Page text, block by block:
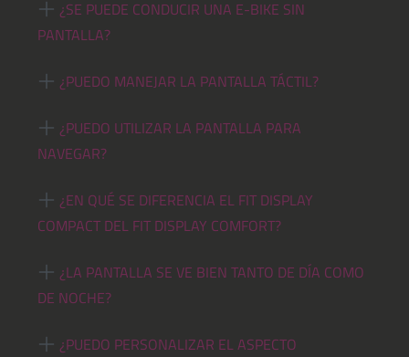
¿SE PUEDE CONDUCIR UNA E-BIKE SIN
PANTALLA?
¿PUEDO MANEJAR LA PANTALLA TÁCTIL?
¿PUEDO UTILIZAR LA PANTALLA PARA
NAVEGAR?
¿EN QUÉ SE DIFERENCIA EL FIT DISPLAY
COMPACT DEL FIT DISPLAY COMFORT?
¿LA PANTALLA SE VE BIEN TANTO DE DÍA COMO
DE NOCHE?
¿PUEDO PERSONALIZAR EL ASPECTO